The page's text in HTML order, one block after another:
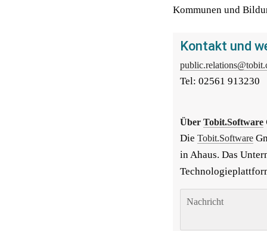
Kommunen und
Kontakt und
Tel: 02561 913230
Über Tobit.Software
Die Tobit.Software
in Ahaus. Das